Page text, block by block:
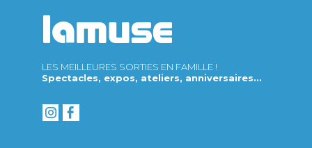
LES MEILLEURES SORTIES EN FAMILLE !
Spectacles, expos, ateliers, anniversaires...